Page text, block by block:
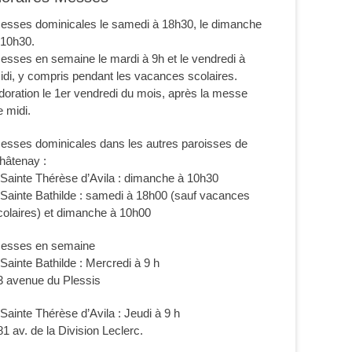
dominicales le samedi à 18h30, le dimanche
en semaine le mardi à 9h et le vendredi à
y compris pendant les vacances scolaires.
le 1er vendredi du mois, après la messe
midi.
dominicales dans les autres paroisses de
:
Thérèse d’Avila : dimanche à 10h30
Bathilde : samedi à 18h00 (sauf vacances
et dimanche à 10h00
en semaine
Bathilde : Mercredi à 9 h
avenue du Plessis
Thérèse d’Avila : Jeudi à 9 h
av. de la Division Leclerc.